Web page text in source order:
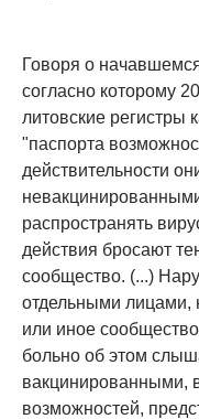
Говоря о
согласно которому
литовские
"паспорта
действительности
распространять
действия бросают
сообщество. (...)
отдельными лицами,
или иное
больно об этом
вакцинированными,
возможностей,